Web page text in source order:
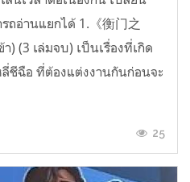
ถอ่านแยกได้ 1.《衡门之
(3 เล่มจบ) เป็นเรื่องที่เกิด
ลี่ชีฉือ ที่ต้องแต่งงานกันก่อนจะ
25